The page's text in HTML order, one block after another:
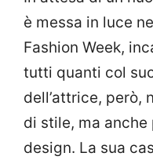
è messa in luce
Fashion Week,
tutti quanti col
dell’attrice, però,
di stile, ma
design. La sua